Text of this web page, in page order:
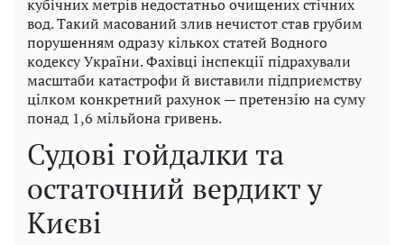
кубічних метрів недостатньо очищених стічних
вод. Такий масований злив нечистот став грубим
порушенням одразу кількох статей Водного
кодексу України. Фахівці інспекції підрахували
масштаби катастрофи й виставили підприємству
цілком конкретний рахунок — претензію на суму
понад 1,6 мільйона гривень.
Судові гойдалки та
остаточний вердикт у
Києві